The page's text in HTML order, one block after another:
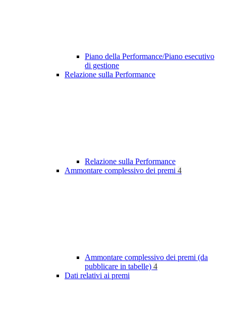
Piano della Performance/Piano esecutivo
di gestione
Relazione sulla Performance
Relazione sulla Performance
Ammontare complessivo dei premi 4
Ammontare complessivo dei premi (da
pubblicare in tabelle) 4
Dati relativi ai premi